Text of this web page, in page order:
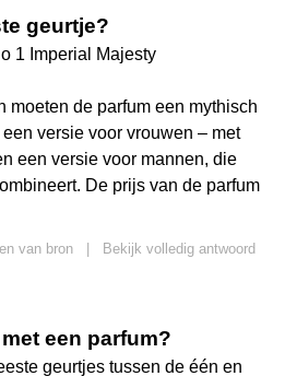
geurtje?
1 Imperial Majesty
moeten de parfum een mythisch
versie voor vrouwen – met
een versie voor mannen, die
De prijs van de parfum
van bron
Bekijk volledig antwoord
een parfum?
geurtjes tussen de één en